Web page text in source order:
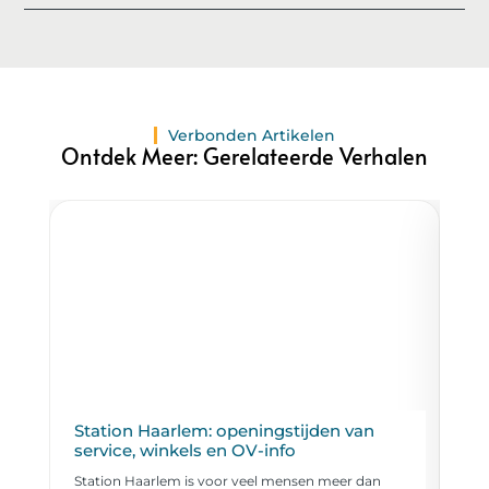
Verbonden Artikelen
Ontdek Meer: Gerelateerde Verhalen
Station Haarlem: openingstijden van
service, winkels en OV-info
Station Haarlem is voor veel mensen meer dan